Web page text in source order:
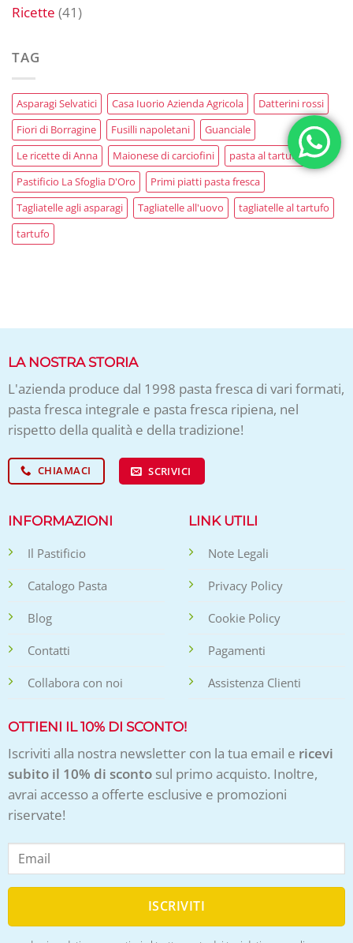
Ricette (41)
TAG
Asparagi Selvatici Casa Iuorio Azienda Agricola
Datterini rossi
Fiori di Borragine
Fusilli napoletani
Guanciale
Le ricette di Anna
Maionese di carciofini
pasta al tartufo
Pastificio La Sfoglia D'Oro
Primi piatti pasta fresca
Tagliatelle agli asparagi
Tagliatelle all'uovo
tagliatelle al tartufo
tartufo
LA NOSTRA STORIA
L'azienda produce dal 1998 pasta fresca di vari formati,
pasta fresca integrale e pasta fresca ripiena, nel
rispetto della qualità e della tradizione!
CHIAMACI SCRIVICI
INFORMAZIONI
Il Pastificio
Catalogo Pasta
Blog
Contatti
Collabora con noi
LINK UTILI
Note Legali
Privacy Policy
Cookie Policy
Pagamenti
Assistenza Clienti
OTTIENI IL 10% DI SCONTO!
Iscriviti alla nostra newsletter con la tua email e ricevi
subito il 10% di scontosul primo acquisto. Inoltre,
avrai accesso a offerte esclusive e promozioni
riservate!